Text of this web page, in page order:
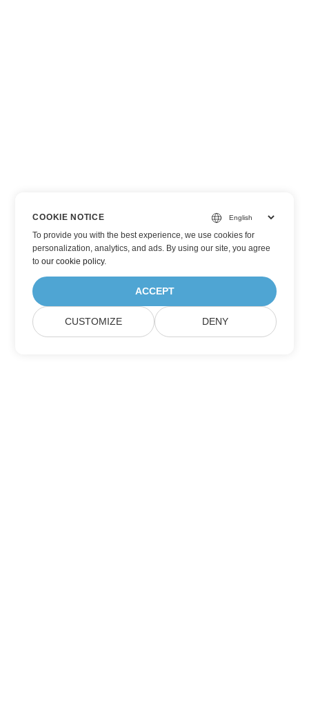
COOKIE NOTICE
To provide you with the best experience, we use cookies for
personalization, analytics, and ads. By using our site, you agree
toour cookie policy.
ACCEPT
CUSTOMIZE DENY